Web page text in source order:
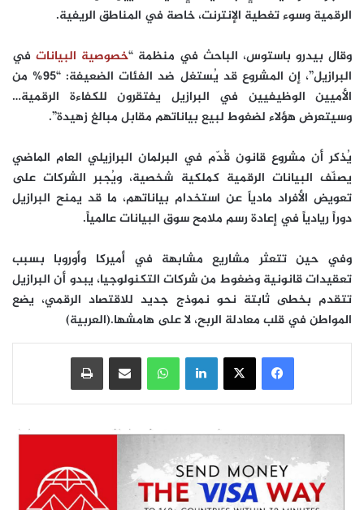
الرقمية وسوء تغطية الإنترنت، خاصة في المناطق الريفية.
وقال بيدرو باستوس، الباحث في منظمة “خصوصية البيانات في
البرازيل”، إن المشروع قد يُستغل ضد الفئات الضعيفة: “95% من
الأميين الوظيفيين في البرازيل يفتقرون للكفاءة الرقمية…
وسيتعرض هؤلاء لضغوط لبيع بياناتهم مقابل مبالغ زهيدة”.
يُذكر أن مشروع قانون قُدّم في البرلمان البرازيلي العام الماضي
يصنّف البيانات الرقمية كملكية شخصية، ويُجبر الشركات على
تعويض الأفراد مادياً عن استخدام بياناتهم، ما قد يمنح البرازيل
دوراً ريادياً في إعادة رسم ملامح سوق البيانات عالمياً.
وفي حين تتعثر مشاريع مشابهة في أميركا وأوروبا بسبب
تعقيدات قانونية وضغوط من شركات التكنولوجيا، يبدو أن البرازيل
تتقدم بخطى ثابتة نحو نموذج جديد للاقتصاد الرقمي، يضع
المواطن في قلب معادلة الربح، لا على هامشها.(العربية)
فيسبوك‫X لينكدإنواتساب مشاركة عبر البريد طباعة